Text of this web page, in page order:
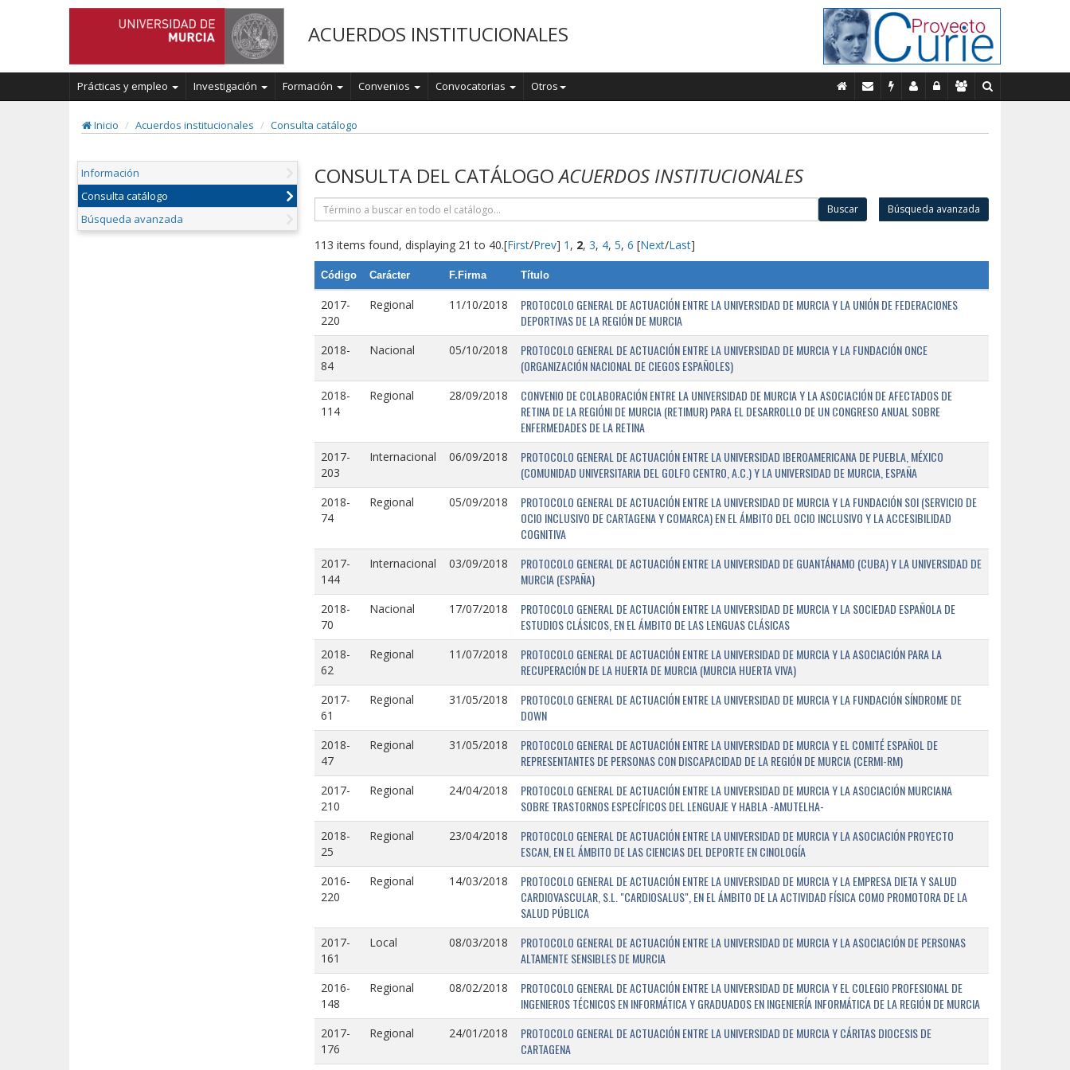
ACUERDOS INSTITUCIONALES
Prácticas y empleo Investigación Formación Convenios Convocatorias Otros
Inicio Acuerdos institucionales Consulta catálogo
Información
Consulta catálogo
Búsqueda avanzada
CONSULTA DEL CATÁLOGOACUERDOS INSTITUCIONALES
Buscar Búsqueda avanzada
113 items found, displaying 21 to 40.[First/Prev] 1 , 2, 3, 4, 5, 6 [Next/Last]
Código Carácter F.Firma Título
2017-
220
Regional 11/10/2018
PROTOCOLO GENERAL DE ACTUACIÓN ENTRE LA UNIVERSIDAD DE MURCIA Y LA UNIÓN DE FEDERACIONES
DEPORTIVAS DE LA REGIÓN DE MURCIA
2018-
84
Nacional 05/10/2018
PROTOCOLO GENERAL DE ACTUACIÓN ENTRE LA UNIVERSIDAD DE MURCIA Y LA FUNDACIÓN ONCE
(ORGANIZACIÓN NACIONAL DE CIEGOS ESPAÑOLES)
2018-
114
Regional 28/09/2018
CONVENIO DE COLABORACIÓN ENTRE LA UNIVERSIDAD DE MURCIA Y LA ASOCIACIÓN DE AFECTADOS DE
RETINA DE LA REGIÓNI DE MURCIA (RETIMUR) PARA EL DESARROLLO DE UN CONGRESO ANUAL SOBRE
ENFERMEDADES DE LA RETINA
2017-
203
Internacional 06/09/2018
PROTOCOLO GENERAL DE ACTUACIÓN ENTRE LA UNIVERSIDAD IBEROAMERICANA DE PUEBLA, MÉXICO
(COMUNIDAD UNIVERSITARIA DEL GOLFO CENTRO, A.C.) Y LA UNIVERSIDAD DE MURCIA, ESPAÑA
2018-
74
Regional 05/09/2018
PROTOCOLO GENERAL DE ACTUACIÓN ENTRE LA UNIVERSIDAD DE MURCIA Y LA FUNDACIÓN SOI (SERVICIO DE
OCIO INCLUSIVO DE CARTAGENA Y COMARCA) EN EL ÁMBITO DEL OCIO INCLUSIVO Y LA ACCESIBILIDAD
COGNITIVA
2017-
144
Internacional 03/09/2018
PROTOCOLO GENERAL DE ACTUACIÓN ENTRE LA UNIVERSIDAD DE GUANTÁNAMO (CUBA) Y LA UNIVERSIDAD DE
MURCIA (ESPAÑA)
2018-
70
Nacional 17/07/2018
PROTOCOLO GENERAL DE ACTUACIÓN ENTRE LA UNIVERSIDAD DE MURCIA Y LA SOCIEDAD ESPAÑOLA DE
ESTUDIOS CLÁSICOS, EN EL ÁMBITO DE LAS LENGUAS CLÁSICAS
2018-
62
Regional 11/07/2018
PROTOCOLO GENERAL DE ACTUACIÓN ENTRE LA UNIVERSIDAD DE MURCIA Y LA ASOCIACIÓN PARA LA
RECUPERACIÓN DE LA HUERTA DE MURCIA (MURCIA HUERTA VIVA)
2017-
61
Regional 31/05/2018
PROTOCOLO GENERAL DE ACTUACIÓN ENTRE LA UNIVERSIDAD DE MURCIA Y LA FUNDACIÓN SÍNDROME DE
DOWN
2018-
47
Regional 31/05/2018
PROTOCOLO GENERAL DE ACTUACIÓN ENTRE LA UNIVERSIDAD DE MURCIA Y EL COMITÉ ESPAÑOL DE
REPRESENTANTES DE PERSONAS CON DISCAPACIDAD DE LA REGIÓN DE MURCIA (CERMI-RM)
2017-
210
Regional 24/04/2018
PROTOCOLO GENERAL DE ACTUACIÓN ENTRE LA UNIVERSIDAD DE MURCIA Y LA ASOCIACIÓN MURCIANA
SOBRE TRASTORNOS ESPECÍFICOS DEL LENGUAJE Y HABLA -AMUTELHA-
2018-
25
Regional 23/04/2018
PROTOCOLO GENERAL DE ACTUACIÓN ENTRE LA UNIVERSIDAD DE MURCIA Y LA ASOCIACIÓN PROYECTO
ESCAN, EN EL ÁMBITO DE LAS CIENCIAS DEL DEPORTE EN CINOLOGÍA
2016-
220
Regional 14/03/2018
PROTOCOLO GENERAL DE ACTUACIÓN ENTRE LA UNIVERSIDAD DE MURCIA Y LA EMPRESA DIETA Y SALUD
CARDIOVASCULAR, S.L. "CARDIOSALUS", EN EL ÁMBITO DE LA ACTIVIDAD FÍSICA COMO PROMOTORA DE LA
SALUD PÚBLICA
2017-
161
Local 08/03/2018
PROTOCOLO GENERAL DE ACTUACIÓN ENTRE LA UNIVERSIDAD DE MURCIA Y LA ASOCIACIÓN DE PERSONAS
ALTAMENTE SENSIBLES DE MURCIA
2016-
148
Regional 08/02/2018
PROTOCOLO GENERAL DE ACTUACIÓN ENTRE LA UNIVERSIDAD DE MURCIA Y EL COLEGIO PROFESIONAL DE
INGENIEROS TÉCNICOS EN INFORMÁTICA Y GRADUADOS EN INGENIERÍA INFORMÁTICA DE LA REGIÓN DE MURCIA
2017-
176
Regional 24/01/2018
PROTOCOLO GENERAL DE ACTUACIÓN ENTRE LA UNIVERSIDAD DE MURCIA Y CÁRITAS DIOCESIS DE
CARTAGENA